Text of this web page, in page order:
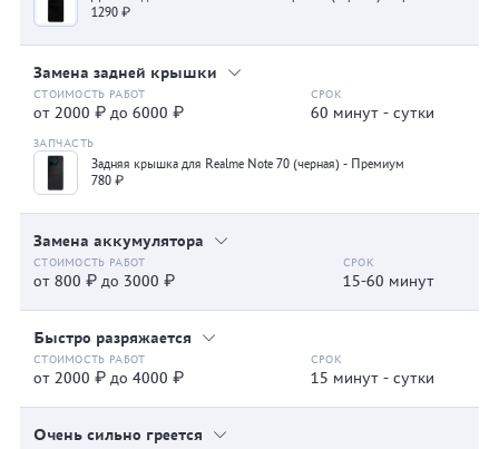
1290 ₽
Замена задней крышки
от 2000 ₽ до 6000 ₽ 60 минут - сутки
Задняя крышка для Realme Note 70 (черная) - Премиум
780 ₽
Замена аккумулятора
от 800 ₽ до 3000 ₽ 15-60 минут
Быстро разряжается
от 2000 ₽ до 4000 ₽ 15 минут - сутки
Очень сильно греется